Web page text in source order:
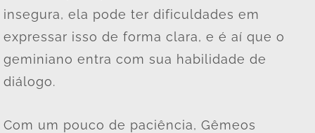
insegura, ela pode ter dificuldades em
expressar isso de forma clara, e é aí que o
geminiano entra com sua habilidade de
diálogo.
Com um pouco de paciência, Gêmeos